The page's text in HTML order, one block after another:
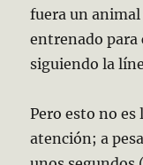
fuera un
entrenado para
siguiendo la
Pero esto no es
atención; a